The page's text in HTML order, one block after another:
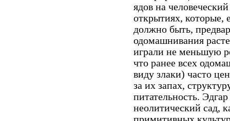
ядов на
открытиях,
должно быть,
одомашнивания
играли не меньшую
что ранее всех
виду злаки) часто
за их запах,
питательность.
неолитический сад,